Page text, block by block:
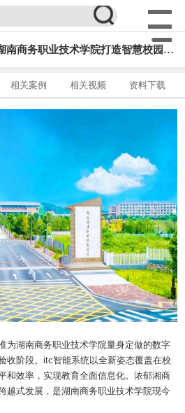
【浓郁湘商】itc全面助力湖南商务职业技术学院打造智慧校园！实现跨越式发展！
相关案例 相关视频 资料下载
为湖南商务职业技术学院量身定做的数字
收阶段。itc智能系统以全新姿态覆盖在校
和效率，实现教育全面信息化。浓郁湘商
越式发展，是湖南商务职业技术学院现今